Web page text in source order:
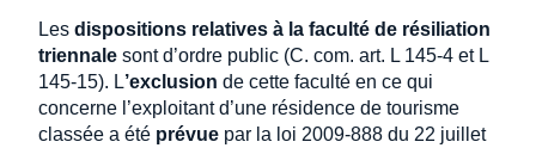
Les dispositions relatives à la faculté de résiliation
triennale sont d’ordre public (C. com. art. L 145-4 et L
145-15). L’exclusion de cette faculté en ce qui
concerne l’exploitant d’une résidence de tourisme
classée a été prévue par la loi 2009-888 du 22 juillet